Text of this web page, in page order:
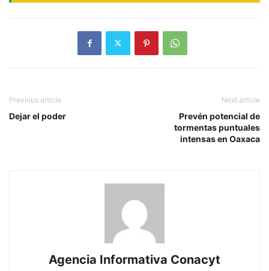
Previous article
Dejar el poder
Next article
Prevén potencial de
tormentas puntuales
intensas en Oaxaca
Agencia Informativa Conacyt